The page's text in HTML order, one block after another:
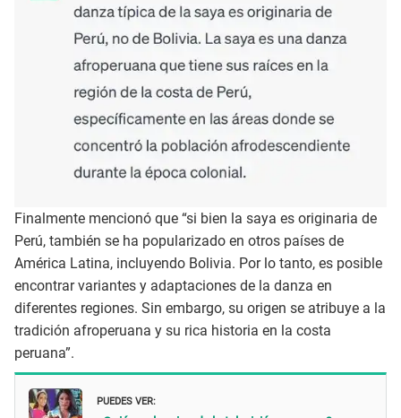
Finalmente mencionó que “si bien la saya es originaria de
Perú, también se ha popularizado en otros países de
América Latina, incluyendo Bolivia. Por lo tanto, es posible
encontrar variantes y adaptaciones de la danza en
diferentes regiones. Sin embargo, su origen se atribuye a la
tradición afroperuana y su rica historia en la costa
peruana”.
PUEDES VER: